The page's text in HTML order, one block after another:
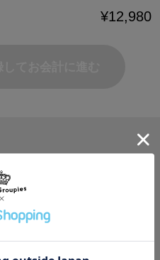
¥12,980
ヘルプ＆ガイド
SuperGroupiesとは？